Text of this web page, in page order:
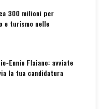
300 milioni per
e turismo nelle
Ennio Flaiano: avviate
la tua candidatura